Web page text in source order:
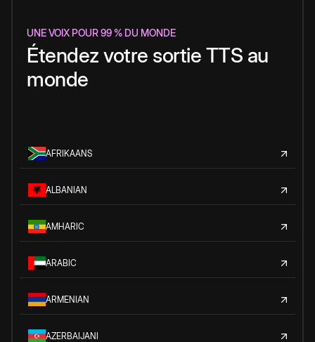
UNE VOIX POUR 99 % DU MONDE
Étendez votre sortie TTS au
monde
AFRIKAANS
ALBANIAN
AMHARIC
ARABIC
ARMENIAN
AZERBAIJANI